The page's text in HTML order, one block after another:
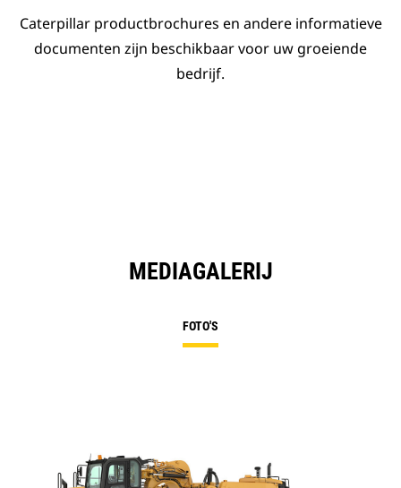
Caterpillar productbrochures en andere informatieve
documenten zijn beschikbaar voor uw groeiende
bedrijf.
MEDIAGALERIJ
FOTO'S